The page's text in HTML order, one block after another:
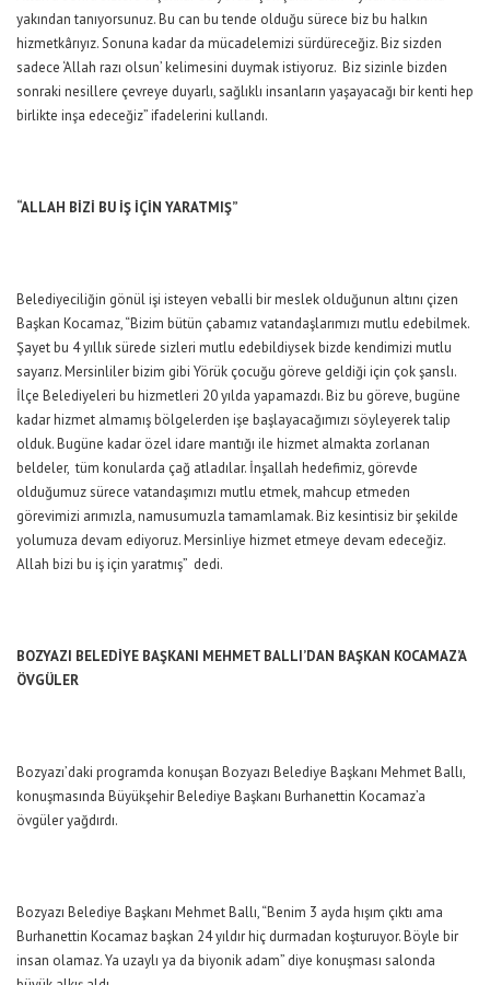
yakından tanıyorsunuz. Bu can bu tende olduğu sürece biz bu halkın
hizmetkârıyız. Sonuna kadar da mücadelemizi sürdüreceğiz. Biz sizden
sadece ‘Allah razı olsun’ kelimesini duymak istiyoruz. Biz sizinle bizden
sonraki nesillere çevreye duyarlı, sağlıklı insanların yaşayacağı bir kenti hep
birlikte inşa edeceğiz” ifadelerini kullandı.
“ALLAH BİZİ BU İŞ İÇİN YARATMIŞ”
Belediyeciliğin gönül işi isteyen veballi bir meslek olduğunun altını çizen
Başkan Kocamaz, “Bizim bütün çabamız vatandaşlarımızı mutlu edebilmek.
Şayet bu 4 yıllık sürede sizleri mutlu edebildiysek bizde kendimizi mutlu
sayarız. Mersinliler bizim gibi Yörük çocuğu göreve geldiği için çok şanslı.
İlçe Belediyeleri bu hizmetleri 20 yılda yapamazdı. Biz bu göreve, bugüne
kadar hizmet almamış bölgelerden işe başlayacağımızı söyleyerek talip
olduk. Bugüne kadar özel idare mantığı ile hizmet almakta zorlanan
beldeler, tüm konularda çağ atladılar. İnşallah hedefimiz, görevde
olduğumuz sürece vatandaşımızı mutlu etmek, mahcup etmeden
görevimizi arımızla, namusumuzla tamamlamak. Biz kesintisiz bir şekilde
yolumuza devam ediyoruz. Mersinliye hizmet etmeye devam edeceğiz.
Allah bizi bu iş için yaratmış” dedi.
BOZYAZI BELEDİYE BAŞKANI MEHMET BALLI’DAN BAŞKAN KOCAMAZ’A
ÖVGÜLER
Bozyazı’daki programda konuşan Bozyazı Belediye Başkanı Mehmet Ballı,
konuşmasında Büyükşehir Belediye Başkanı Burhanettin Kocamaz’a
övgüler yağdırdı.
Bozyazı Belediye Başkanı Mehmet Ballı, “Benim 3 ayda hışım çıktı ama
Burhanettin Kocamaz başkan 24 yıldır hiç durmadan koşturuyor. Böyle bir
insan olamaz. Ya uzaylı ya da biyonik adam” diye konuşması salonda